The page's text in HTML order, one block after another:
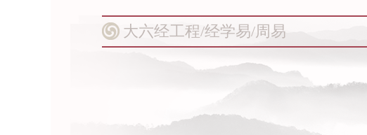
大六经工程/经学易/周易